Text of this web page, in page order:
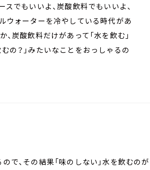
スでもいいよ、炭酸飲料でもいいよ、
ウォーターを冷やしている時代があ
炭酸飲料だけがあって「水を飲む」
の？」みたいなことをおっしゃるの
で、その結果「味のしない」水を飲むのが